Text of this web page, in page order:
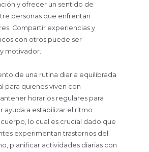
y ofrecer un sentido de
personas que enfrentan
Compartir experiencias y
con otros puede ser
motivador.
de una rutina diaria equilibrada
para quienes viven con
horarios regulares para
ayuda a estabilizar el ritmo
lo cual es crucial dado que
experimentan trastornos del
planificar actividades diarias con